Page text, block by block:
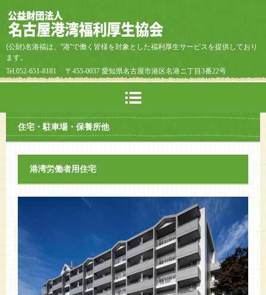
(公財)名港福は、”港”で働く皆様を対象とした福利厚生サービスを提供しており
ます。
Tel.052-651-8181
〒455-0037 愛知県名古屋市港区名港ニ丁目3番22号
住宅・駐車場・保養所他
港湾労働者用住宅